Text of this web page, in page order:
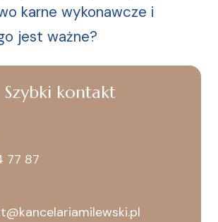
karne wykonawcze i
jest ważne?
Szybki kontakt
77 87